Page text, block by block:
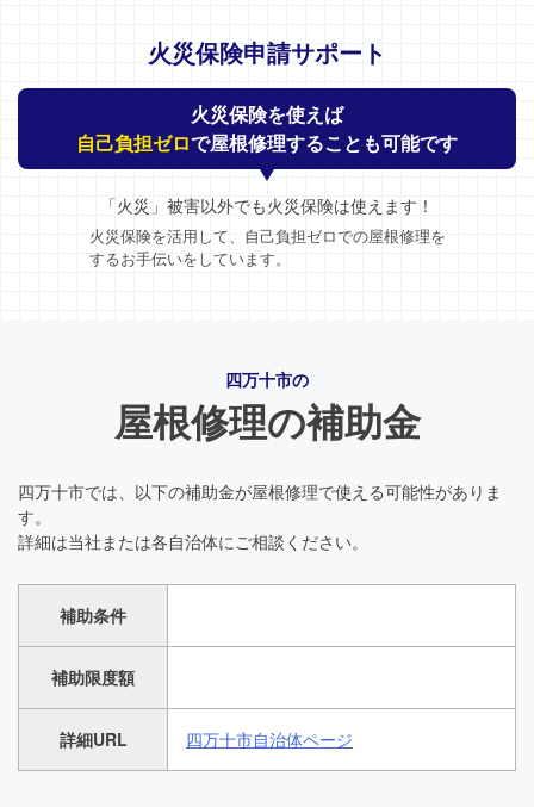
火災保険申請サポート
火災保険を使えば
自己負担ゼロで屋根修理することも可能です
「火災」被害以外でも火災保険は使えます！
火災保険を活用して、自己負担ゼロでの屋根修理を
するお手伝いをしています。
四万十市の
屋根修理の補助金
四万十市では、以下の補助金が屋根修理で使える可能性がありま
す。
詳細は当社または各自治体にご相談ください。
補助条件
補助限度額
詳細URL 四万十市自治体ページ